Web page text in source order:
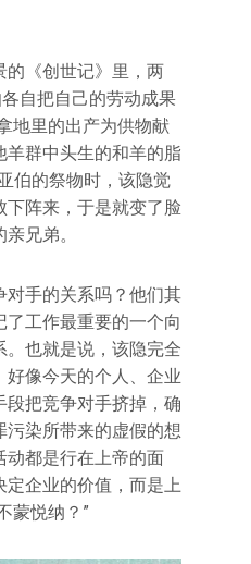
的《创世记》里，两
自把自己的劳动成果
地里的出产为供物献
群中头生的和羊的脂
伯的祭物时，该隐觉
阵来，于是就变了脸
兄弟。
对手的关系吗？他们其
工作最重要的一个向
。也就是说，该隐完全
像今天的个人、企业
把竞争对手挤掉，确
染所带来的虚假的想
动都是行在上帝的面
企业的价值，而是上
蒙悦纳？”